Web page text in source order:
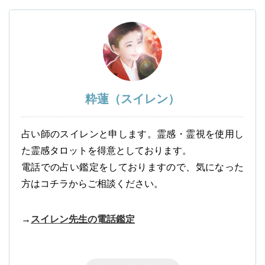
粋蓮（スイレン）
占い師のスイレンと申します。霊感・霊視を使用し
た霊感タロットを得意としております。
電話での占い鑑定をしておりますので、気になった
方はコチラからご相談ください。
→ スイレン先生の電話鑑定